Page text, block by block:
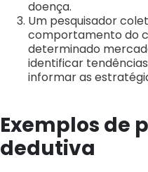
doença.
Um pesquisador
comportamento do
determinado
identificar
informar as
Exemplos de
dedutiva